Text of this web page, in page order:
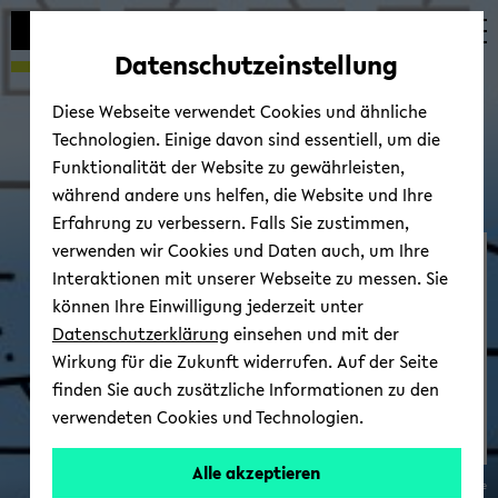
avoid
content
zum
wechseln
zum
wechseln
zum
wechseln
Lon­gi­tu­di­nal Data Analy­
sis in So­cial Sci­ence
© Fakultät für Sozi­olo­gie
Datenschutzeinstellung
Diese Webseite verwendet Cookies und ähnliche
Technologien. Einige davon sind essentiell, um die
Funktionalität der Website zu gewährleisten,
während andere uns helfen, die Website und Ihre
Erfahrung zu verbessern. Falls Sie zustimmen,
verwenden wir Cookies und Daten auch, um Ihre
Interaktionen mit unserer Webseite zu messen. Sie
können Ihre Einwilligung jederzeit unter
Datenschutzerklärung einsehen und mit der
Wirkung für die Zukunft widerrufen. Auf der Seite
finden Sie auch zusätzliche Informationen zu den
verwendeten Cookies und Technologien.
Alle akzeptieren